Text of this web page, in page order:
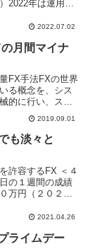
2022年は運用資
運用したいの
2022.07.02
月間マイナ
FX手法FXの世界
る概念を、シス
的に行い、スト
ちんと計算し、
たんしないよう
い、月単位年単
2019.09.01
も淡々と
許容するFX ＜４
の１週間の成績
万円（２０２１
円年間利
...
2021.04.26
ライムデー